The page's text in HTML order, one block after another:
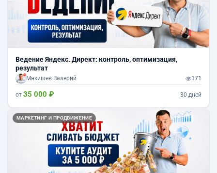
Ведение Яндекс. Директ: контроль, оптимизация,
результат
Мякишев Валерий 171
от 35 000 ₽ 30 дней
МАРКЕТИНГ И ПРОДВИЖЕНИЕ